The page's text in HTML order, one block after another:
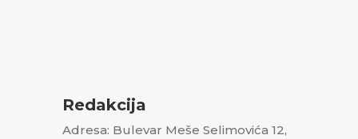
Redakcija
Adresa: Bulevar Meše Selimovića 12,